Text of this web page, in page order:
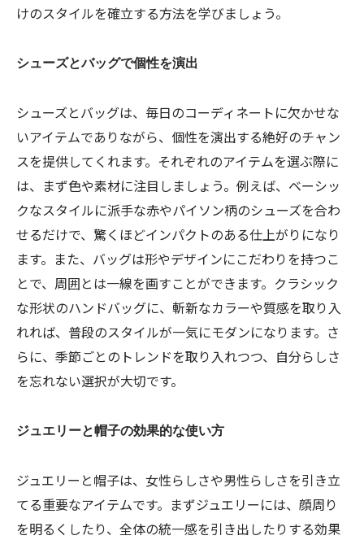
けのスタイルを確立する方法を学びましょう。
シューズとバッグで個性を演出
シューズとバッグは、毎日のコーディネートに欠かせな
いアイテムでありながら、個性を演出する絶好のチャン
スを提供してくれます。それぞれのアイテムを選ぶ際に
は、まず色や素材に注目しましょう。例えば、ベーシッ
クなスタイルに派手な赤やパイソン柄のシューズを合わ
せるだけで、驚くほどインパクトのある仕上がりになり
ます。また、バッグは形やデザインにこだわりを持つこ
とで、周囲とは一線を画すことができます。クラシック
な形状のハンドバッグに、斬新なカラーや質感を取り入
れれば、普段のスタイルが一気にモダンになります。さ
らに、季節ごとのトレンドを取り入れつつ、自分らしさ
を忘れない選択が大切です。
ジュエリーと帽子の効果的な使い方
ジュエリーと帽子は、女性らしさや男性らしさを引き立
てる重要なアイテムです。まずジュエリーには、顔周り
を明るくしたり、全体の統一感を引き出したりする効果